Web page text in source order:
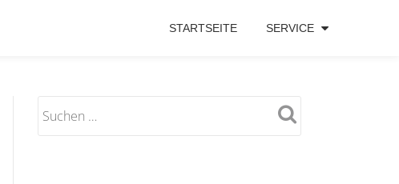
STARTSEITE SERVICE